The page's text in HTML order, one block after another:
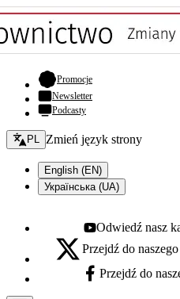
Promocje- otwiera się w nowej
Newsletter
Podcasty
Zmień język - bieżący:
PL Zmień język strony
English (EN)
Українська (UA)
Youtube - otwiera się w
Odwiedź nasz
X - otwiera się w nowej karcie
Przejdź do
Facebook - otwiera się w
Przejdź do